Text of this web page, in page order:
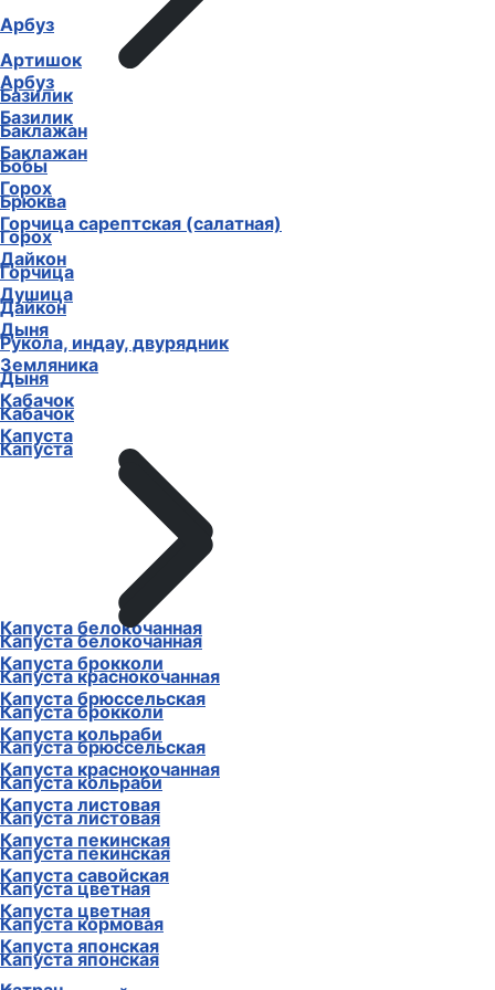
Арбуз
Базилик
Баклажан
Горох
Горчица сарептская (салатная)
Дайкон
Душица
Дыня
Земляника
Кабачок
Капуста
Капуста белокочанная
Капуста брокколи
Капуста брюссельская
Капуста кольраби
Капуста краснокочанная
Капуста листовая
Капуста пекинская
Капуста савойская
Капуста цветная
Капуста японская
Арбуз
Артишок
Базилик
Баклажан
Бобы
Брюква
Горох
Горчица
Дайкон
Рукола, индау, двурядник
Дыня
Кабачок
Капуста
Капуста белокочанная
Капуста краснокочанная
Капуста брокколи
Капуста брюссельская
Капуста кольраби
Капуста листовая
Капуста пекинская
Капуста цветная
Капуста кормовая
Капуста японская